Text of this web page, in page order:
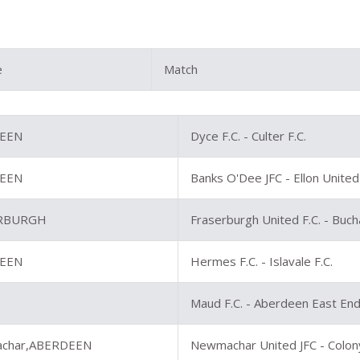
Match
Dyce F.C. - Culter F.C.
Banks O'Dee JFC - Ellon United
Fraserburgh United F.C. -
Hermes F.C. - Islavale F.C.
Maud F.C. - Aberdeen East
Newmachar United JFC -